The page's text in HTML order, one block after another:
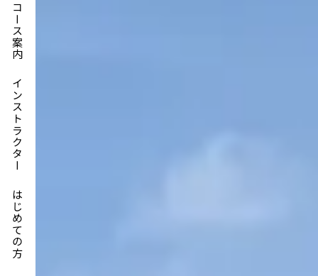
コース案内
インストラクター
はじめての方